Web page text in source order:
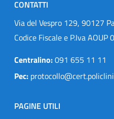
CONTATTI
Via del Vespro 129, 90127
Codice Fiscale e P.Iva
Centralino:091 655 11 11
Pec:
PAGINE UTILI